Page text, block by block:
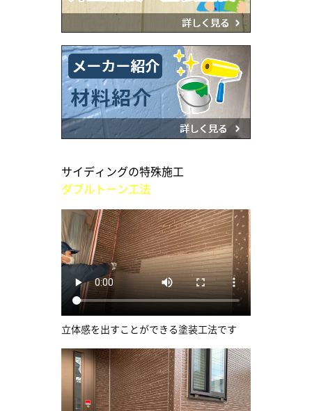
サイディングの特殊施工
ダブルトーン工法
立体感を出すことができる塗装工法です